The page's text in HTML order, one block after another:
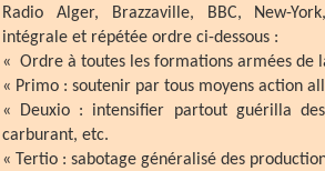
Radio Alger, Brazzaville, BBC, New-
intégrale et répétée ordre ci-dessous :
« Ordre à toutes les formations armées de
« Primo : soutenir par tous moyens action
« Deuxio : intensifier partout guérilla
carburant, etc.
« Tertio : sabotage généralisé des